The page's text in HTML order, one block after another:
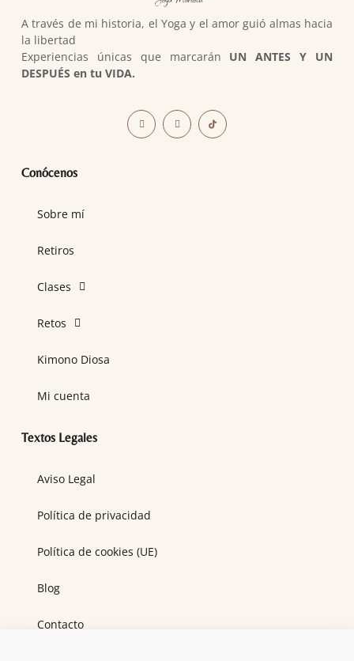
A través de mi historia, el Yoga y el amor guió almas hacia
la libertad
Experiencias únicas que marcarán UN ANTES Y UN
DESPUÉS en tu VIDA.
Conócenos
Sobre mí
Retiros
Clases
Retos
Kimono Diosa
Mi cuenta
Textos Legales
Aviso Legal
Política de privacidad
Política de cookies (UE)
Blog
Contacto